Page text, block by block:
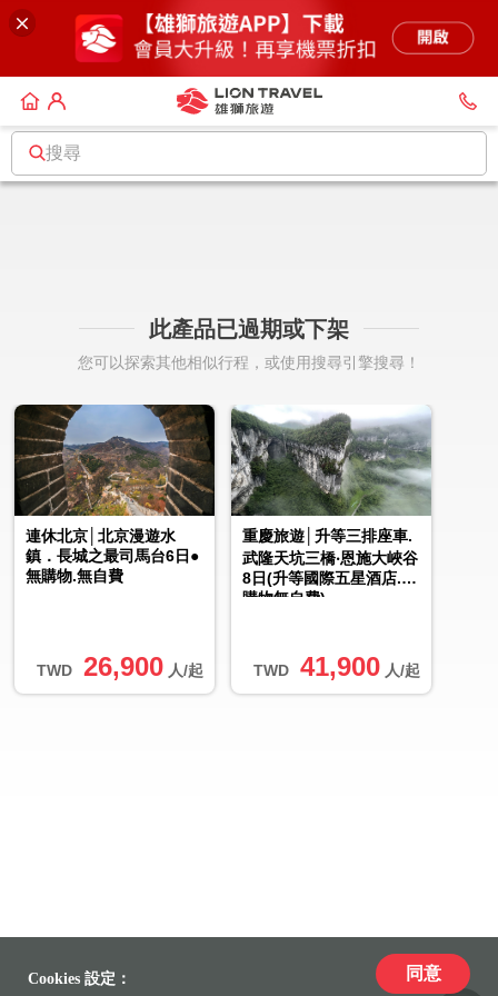
搜尋
此產品已過期或下架
您可以探索其他相似行程，或使用搜尋引擎搜尋！
TWD 26,900 人/起
連休北京│北京漫遊水
鎮．長城之最司馬台6日●
無購物.無自費
TWD 41,900 人/起
重慶旅遊│升等三排座車.
武隆天坑三橋‧恩施大峽谷
8日(升等國際五星酒店.無
購物無自費)
Cookies 設定： 同意